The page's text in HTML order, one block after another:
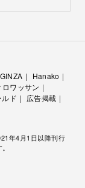
GINZA
Hanako
ロワッサン
ド
広告掲載
年4月1日以降刊行